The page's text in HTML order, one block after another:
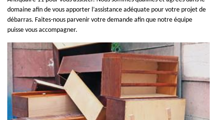
domaine afin de vous apporter l’assistance adéquate pour votre projet de
débarras. Faites-nous parvenir votre demande afin que notre équipe
puisse vous accompagner.